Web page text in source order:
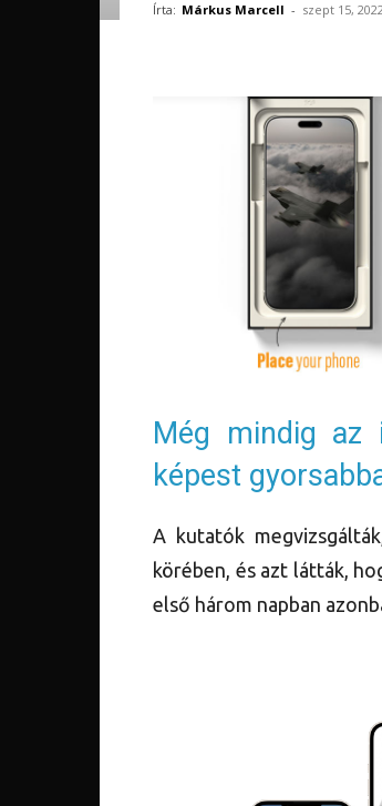
Írta: Márkus Marcell - szept 15,
Még mindig az
képest
A kutatók
körében, és azt látták,
első három napban